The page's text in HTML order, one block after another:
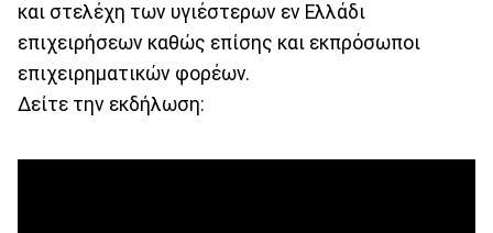
και στελέχη των υγιέστερων εν Ελλάδι
επιχειρήσεων καθώς επίσης και εκπρόσωποι
επιχειρηματικών φορέων.
Δείτε την εκδήλωση: